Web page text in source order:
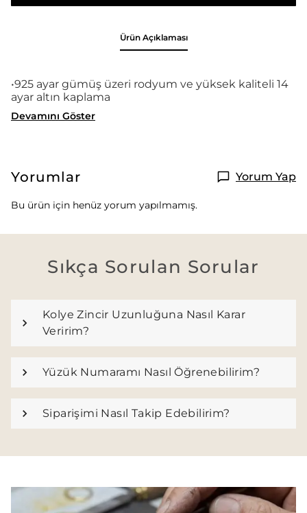
Ürün Açıklaması
•925 ayar gümüş üzeri rodyum ve yüksek kaliteli 14
ayar altın kaplama
Devamını Göster
Yorumlar Yorum Yap
Bu ürün için henüz yorum yapılmamış.
Sıkça Sorulan Sorular
Kolye Zincir Uzunluğuna Nasıl Karar
Veririm?
Yüzük Numaramı Nasıl Öğrenebilirim?
Siparişimi Nasıl Takip Edebilirim?